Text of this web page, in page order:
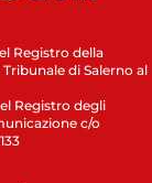
Registro della
di Salerno al
Registro degli
c/o